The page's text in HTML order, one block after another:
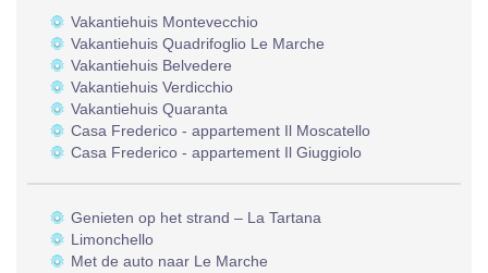
Vakantiehuis Montevecchio
Vakantiehuis Quadrifoglio Le Marche
Vakantiehuis Belvedere
Vakantiehuis Verdicchio
Vakantiehuis Quaranta
Casa Frederico - appartement Il Moscatello
Casa Frederico - appartement Il Giuggiolo
Genieten op het strand – La Tartana
Limonchello
Met de auto naar Le Marche